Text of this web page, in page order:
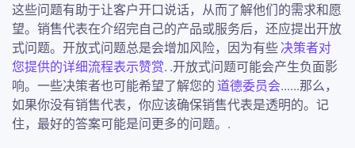
这些问题有助于让客户开口说话，从而了解他们的需求和愿
望。销售代表在介绍完自己的产品或服务后，还应提出开放
式问题。开放式问题总是会增加风险，因为有些决策者对
您提供的详细流程表示赞赏. .开放式问题可能会产生负面影
响。一些决策者也可能希望了解您的道德委员会......那么，
如果你没有销售代表，你应该确保销售代表是透明的。记
住，最好的答案可能是问更多的问题。.